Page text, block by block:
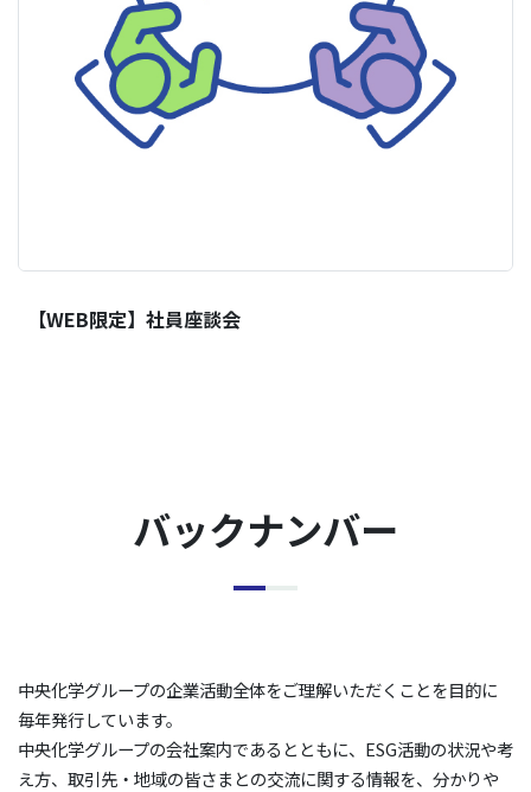
【WEB限定】社員座談会
バックナンバー
中央化学グループの企業活動全体をご理解いただくことを目的に
毎年発行しています。
中央化学グループの会社案内であるとともに、ESG活動の状況や考
え方、取引先・地域の皆さまとの交流に関する情報を、分かりや